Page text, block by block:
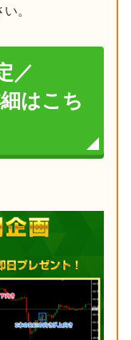
。
／
はこち